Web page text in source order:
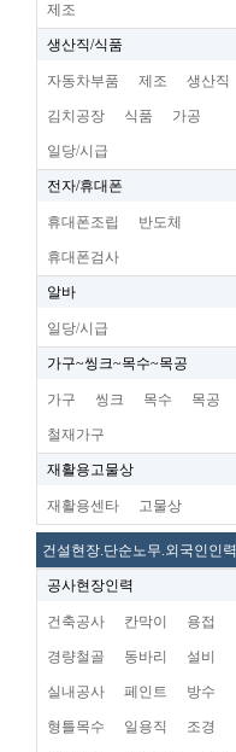
제조
생산직/식품
자동차부품 제조 생산직
김치공장 식품 가공
일당/시급
전자/휴대폰
휴대폰조립 반도체
휴대폰검사
알바
일당/시급
가구~씽크~목수~목공
가구 씽크 목수 목공
철재가구
재활용고물상
재활용센타 고물상
건설현장.단순노무.외국인인력
공사현장인력
건축공사 칸막이 용접
경량철골 동바리 설비
실내공사 페인트 방수
형틀목수 일용직 조경